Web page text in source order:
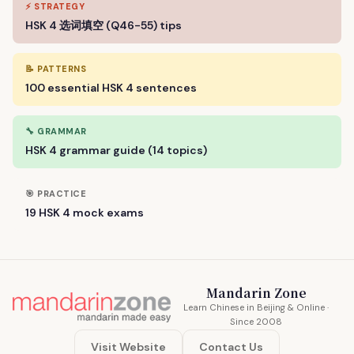
⚡ STRATEGY
HSK 4 选词填空 (Q46-55) tips
📝 PATTERNS
100 essential HSK 4 sentences
🔧 GRAMMAR
HSK 4 grammar guide (14 topics)
🎯 PRACTICE
19 HSK 4 mock exams
Mandarin Zone
Learn Chinese in Beijing & Online ·
Since 2008
Visit Website Contact Us